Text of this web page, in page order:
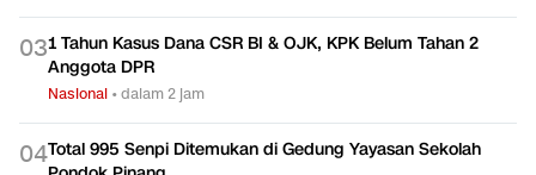
031 Tahun Kasus Dana CSR BI & OJK, KPK Belum Tahan 2
Anggota DPR
Nasional •dalam 2 jam
04Total 995 Senpi Ditemukan di Gedung Yayasan Sekolah